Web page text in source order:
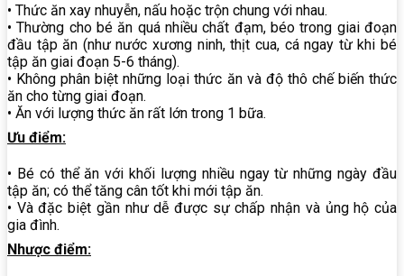
• Thức ăn xay nhuyễn, nấu hoặc trộn chung với nhau.
• Thường cho bé ăn quá nhiều chất đạm, béo trong giai đoạn
đầu tập ăn (như nước xương ninh, thịt cua, cá ngay từ khi bé
tập ăn giai đoạn 5-6 tháng).
• Không phân biệt những loại thức ăn và độ thô chế biến thức
ăn cho từng giai đoạn.
• Ăn với lượng thức ăn rất lớn trong 1 bữa.
Ưu điểm:
• Bé có thể ăn với khối lượng nhiều ngay từ những ngày đầu
tập ăn; có thể tăng cân tốt khi mới tập ăn.
• Và đặc biệt gần như dễ được sự chấp nhận và ủng hộ của
gia đình.
Nhược điểm: